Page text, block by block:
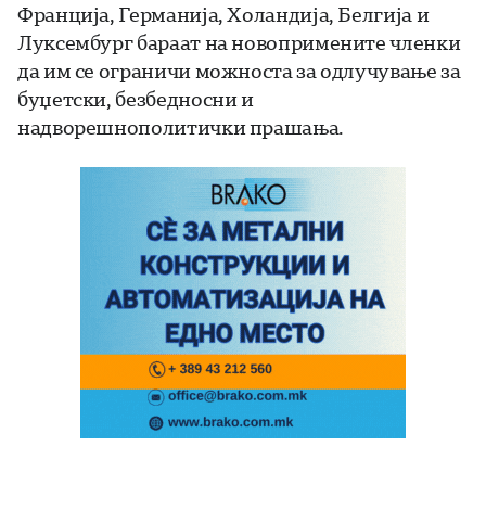
Франција, Германија, Холандија, Белгија и
Луксембург бараат на новопримените членки
да им се ограничи можноста за одлучување за
буџетски, безбедносни и
надворешнополитички прашања.